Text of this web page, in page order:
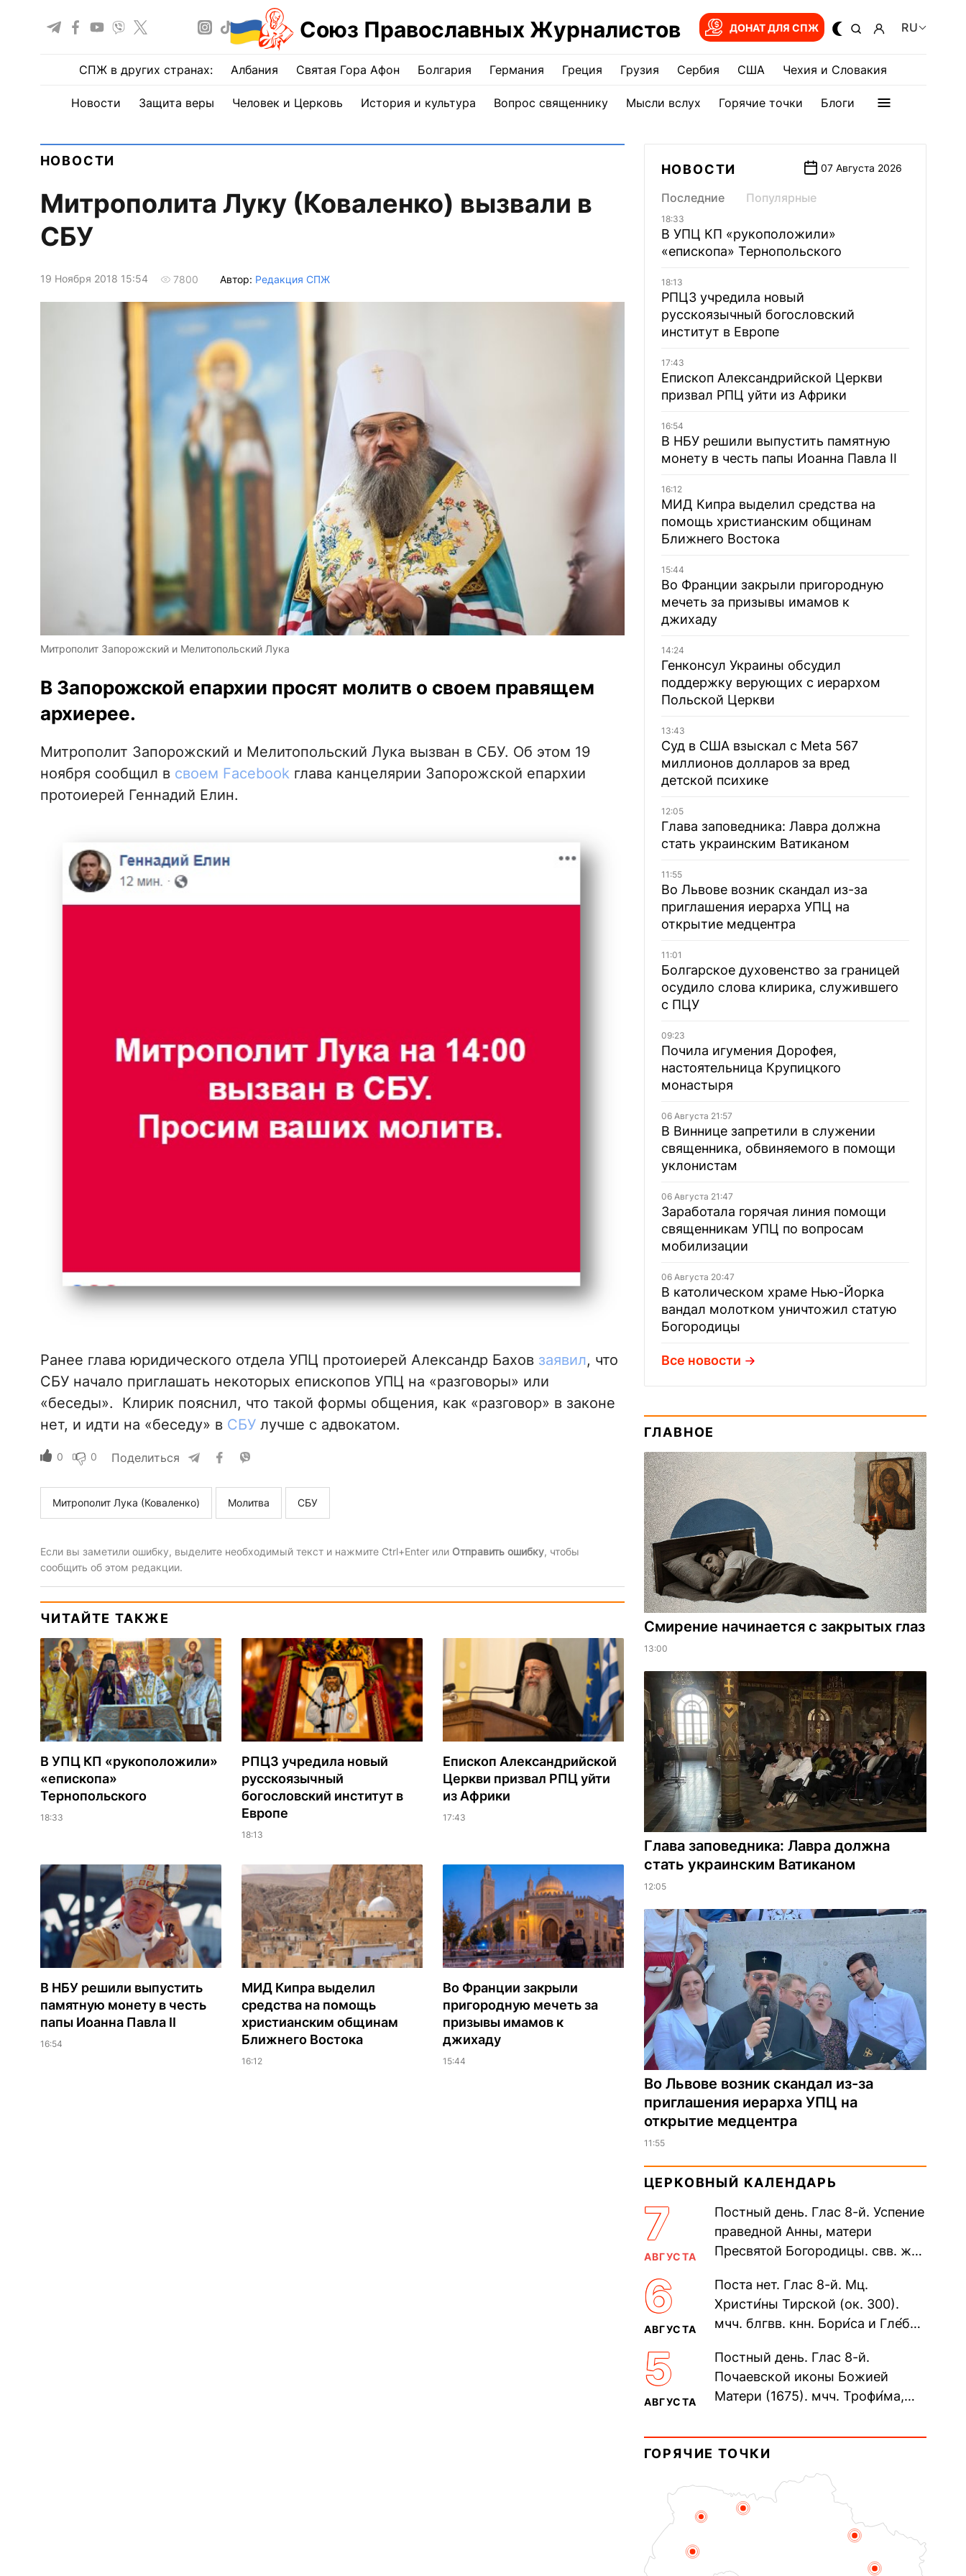
Союз Православных Журналистов ДОНАТ ДЛЯ СПЖ RU
СПЖ в других странах: Албания Святая Гора Афон Болгария Германия Греция Грузия Сербия США Чехия и Словакия
Новости Защита веры Человек и Церковь История и культура Вопрос священнику Мысли вслух Горячие точки Блоги
НОВОСТИ
Митрополита Луку (Коваленко) вызвали в
СБУ
19 Ноября 2018 15:54 7800 Автор: Редакция СПЖ
Митрополит Запорожский и Мелитопольский Лука
В Запорожской епархии просят молитв о своем правящем
архиерее.
Митрополит Запорожский и Мелитопольский Лука вызван в СБУ. Об этом 19
ноября сообщил в своем Facebookглава канцелярии Запорожской епархии
протоиерей Геннадий Елин.
Ранее глава юридического отдела УПЦ протоиерей Александр Бахов заявил, что
СБУ начало приглашать некоторых епископов УПЦ на «разговоры» или
«беседы». Клирик пояснил, что такой формы общения, как «разговор» в законе
нет, и идти на «беседу» в СБУ лучше с адвокатом.
0 0 Поделиться
Митрополит Лука (Коваленко) Молитва СБУ
Если вы заметили ошибку, выделите необходимый текст и нажмите Ctrl+Enter или Отправить ошибку, чтобы
сообщить об этом редакции.
ЧИТАЙТЕ ТАКЖЕ
В УПЦ КП «рукоположили»
«епископа»
Тернопольского
18:33
РПЦЗ учредила новый
русскоязычный
богословский институт в
Европе
18:13
Епископ Александрийской
Церкви призвал РПЦ уйти
из Африки
17:43
В НБУ решили выпустить
памятную монету в честь
папы Иоанна Павла II
16:54
МИД Кипра выделил
средства на помощь
христианским общинам
Ближнего Востока
16:12
Во Франции закрыли
пригородную мечеть за
призывы имамов к
джихаду
15:44
НОВОСТИ 07 Августа 2026
Последние Популярные
18:33
В УПЦ КП «рукоположили»
«епископа» Тернопольского
18:13
РПЦЗ учредила новый
русскоязычный богословский
институт в Европе
17:43
Епископ Александрийской Церкви
призвал РПЦ уйти из Африки
16:54
В НБУ решили выпустить памятную
монету в честь папы Иоанна Павла II
16:12
МИД Кипра выделил средства на
помощь христианским общинам
Ближнего Востока
15:44
Во Франции закрыли пригородную
мечеть за призывы имамов к
джихаду
14:24
Генконсул Украины обсудил
поддержку верующих с иерархом
Польской Церкви
13:43
Суд в США взыскал с Meta 567
миллионов долларов за вред
детской психике
12:05
Глава заповедника: Лавра должна
стать украинским Ватиканом
11:55
Во Львове возник скандал из-за
приглашения иерарха УПЦ на
открытие медцентра
11:01
Болгарское духовенство за границей
осудило слова клирика, служившего
с ПЦУ
09:23
Почила игумения Дорофея,
настоятельница Крупицкого
монастыря
06 Августа 21:57
В Виннице запретили в служении
священника, обвиняемого в помощи
уклонистам
06 Августа 21:47
Заработала горячая линия помощи
священникам УПЦ по вопросам
мобилизации
06 Августа 20:47
В католическом храме Нью-Йорка
вандал молотком уничтожил статую
Богородицы
Все новости
ГЛАВНОЕ
Смирение начинается с закрытых глаз
13:00
Глава заповедника: Лавра должна
стать украинским Ватиканом
12:05
Во Львове возник скандал из-за
приглашения иерарха УПЦ на
открытие медцентра
11:55
ЦЕРКОВНЫЙ КАЛЕНДАРЬ
7
АВГУСТА
Постный день. Глас 8-й. Успение
праведной Анны, матери
Пресвятой Богородицы. свв. жен
прп. Евпракси́и девы,...
6
АВГУСТА
Поста нет. Глас 8-й. Мц.
Христи́ны Тирской (ок. 300).
мчч. блгвв. кнн. Бори́са и Гле́ба,
Дави́да (1015). Прп....
5
АВГУСТА
Постный день. Глас 8-й.
Почаевской иконы Божией
Матери (1675). мчч. Трофи́ма,
мучеников (284–305). прав.
воина Фео́дора...
ГОРЯЧИЕ ТОЧКИ